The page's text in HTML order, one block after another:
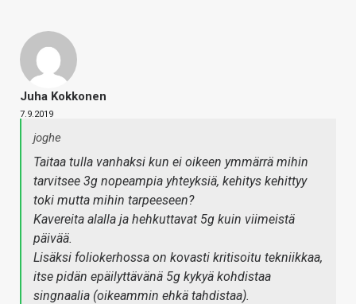
Juha Kokkonen
7.9.2019
joghe
Taitaa tulla vanhaksi kun ei oikeen ymmärrä mihin
tarvitsee 3g nopeampia yhteyksiä, kehitys kehittyy
toki mutta mihin tarpeeseen?
Kavereita alalla ja hehkuttavat 5g kuin viimeistä
päivää.
Lisäksi foliokerhossa on kovasti kritisoitu tekniikkaa,
itse pidän epäilyttävänä 5g kykyä kohdistaa
singnaalia (oikeammin ehkä tahdistaa).